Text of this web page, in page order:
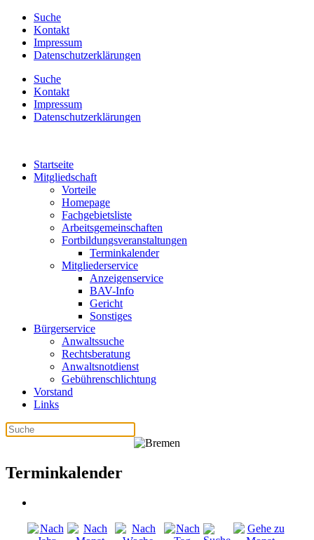
Suche
Kontakt
Impressum
Datenschutzerklärungen
Suche
Kontakt
Impressum
Datenschutzerklärungen
Startseite
Mitgliedschaft
Vorteile
Homepage
Fachgebietsliste
Arbeitsgemeinschaften
Fortbildungsveranstaltungen
Terminkalender
Mitgliederservice
Anzeigenservice
BAV-Info
Gericht
Sonstiges
Bürgerservice
Anwaltssuche
Rechtsberatung
Anwaltsnotdienst
Gebührenschlichtung
Vorstand
Links
Terminkalender